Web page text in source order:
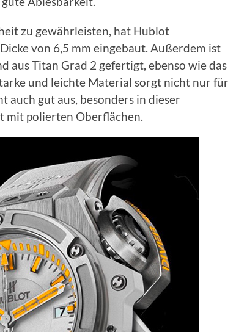
zu gewährleisten, hat Hublot
von 6,5 mm eingebaut. Außerdem ist
aus Titan Grad 2 gefertigt, ebenso wie das
und leichte Material sorgt nicht nur für
auch gut aus, besonders in dieser
mit polierten Oberflächen.